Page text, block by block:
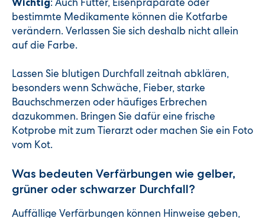
bestimmte Medikamente können die Kotfarbe
verändern. Verlassen Sie sich deshalb nicht allein
auf die Farbe.
Lassen Sie blutigen Durchfall zeitnah abklären,
besonders wenn Schwäche, Fieber, starke
Bauchschmerzen oder häufiges Erbrechen
dazukommen. Bringen Sie dafür eine frische
Kotprobe mit zum Tierarzt oder machen Sie ein Foto
vom Kot.
Was bedeuten Verfärbungen wie gelber,
grüner oder schwarzer Durchfall?
Auffällige Verfärbungen können Hinweise geben,